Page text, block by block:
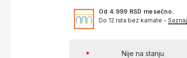
Od 4.999 RSD mesečno.
Do 12 rata bez kamate -
Nije na stanju